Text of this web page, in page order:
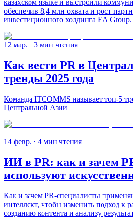
казахском языке и выстроили
обеспечив 8,4 млн охвата и рост
инвестиционного холдинга EA Group.
12 мар. · 3 мин чтения
Как вести PR в
тренды 2025 года
Команда ITCOMMS называет топ-5
Центральной Азии
14 февр. · 4 мин чтения
ИИ в PR: как и зачем
используют
Как и зачем PR-специалисты
интеллект, чтобы изменить подход к
созданию контента и анализу